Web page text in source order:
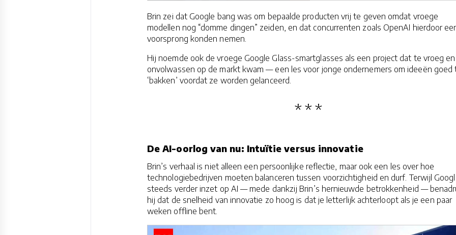
Brin zei dat Google bang was om bepaalde producten vrij te geven omdat vroege
modellen nog “domme dingen” zeiden, en dat concurrenten zoals OpenAI hierdoor
voorsprong konden nemen.
Hij noemde ook de vroege Google Glass-smartglasses als een project dat te vroeg en
onvolwassen op de markt kwam — een les voor jonge ondernemers om ideeën goed
‘bakken’ voordat ze worden gelanceerd.
De AI-oorlog van nu: Intuïtie versus innovatie
Brin’s verhaal is niet alleen een persoonlijke reflectie, maar ook een les over hoe
technologiebedrijven moeten balanceren tussen voorzichtigheid en durf. Terwijl
steeds verder inzet op AI — mede dankzij Brin’s hernieuwde betrokkenheid —
hij dat de snelheid van innovatie zo hoog is dat je letterlijk achterloopt als je een paar
weken offline bent.